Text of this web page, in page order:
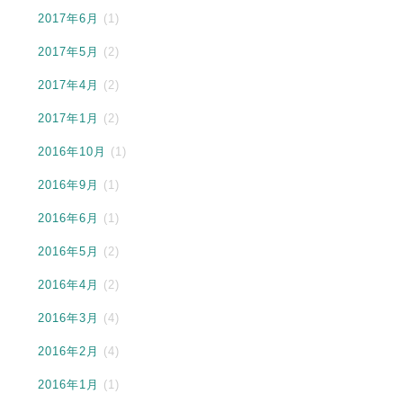
2017年6月 (1)
2017年5月 (2)
2017年4月 (2)
2017年1月 (2)
2016年10月 (1)
2016年9月 (1)
2016年6月 (1)
2016年5月 (2)
2016年4月 (2)
2016年3月 (4)
2016年2月 (4)
2016年1月 (1)